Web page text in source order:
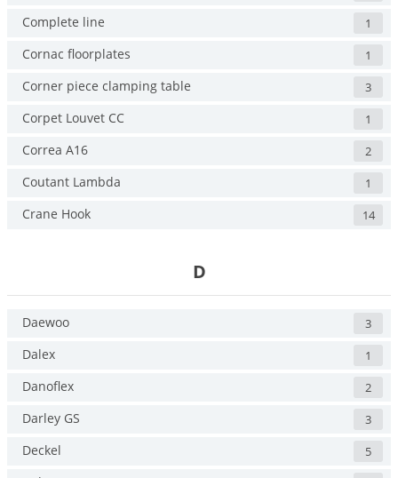
Complete line 1
Cornac floorplates 1
Corner piece clamping table 3
Corpet Louvet CC 1
Correa A16 2
Coutant Lambda 1
Crane Hook 14
D
Daewoo 3
Dalex 1
Danoflex 2
Darley GS 3
Deckel 5